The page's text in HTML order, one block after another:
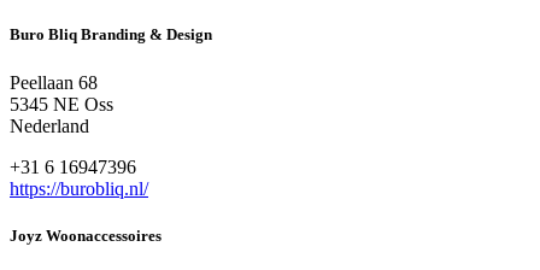
Buro Bliq Branding & Design
Peellaan 68
5345 NE Oss
Nederland
+31 6 16947396
https://burobliq.nl/
Joyz Woonaccessoires